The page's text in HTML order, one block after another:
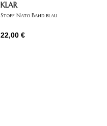
KLAR
Stoff Nato Band blau
22,00 €